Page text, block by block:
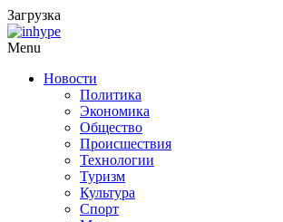
Загрузка
Menu
Новости
Политика
Экономика
Общество
Происшествия
Технологии
Туризм
Культура
Спорт